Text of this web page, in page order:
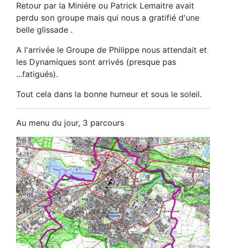
Retour par la Miniére ou Patrick Lemaitre avait
perdu son groupe mais qui nous a gratifié d'une
belle glissade .
A l'arrivée le Groupe de Philippe nous attendait et
les Dynamiques sont arrivés (presque pas
...fatigués).
Tout cela dans la bonne humeur et sous le soleil.
Au menu du jour, 3 parcours